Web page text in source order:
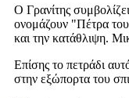
Ο Γρανίτης
ονομάζουν "Πέτρα του
και την κατάθλιψη.
Επίσης το πετράδι
στην εξώπορτα του